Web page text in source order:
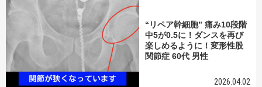
“リペア幹細胞” 痛み10段階
中5が0.5に！ダンスを再び
楽しめるように！変形性股
関節症 60代 男性
2026.04.02